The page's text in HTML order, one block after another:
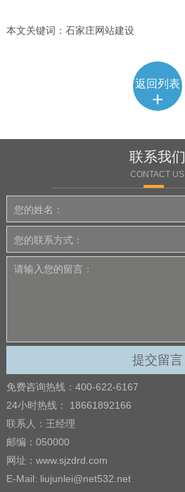
本文关键词：石家庄网站建设
返回列表
+
联系我们
CONTACT US
免费咨询热线：400-622-6167
24小时热线： 18661892166
联系人：王经理
邮编：050000
网址：www.sjzdrd.com
E-Mail: liujunlei@net532.net